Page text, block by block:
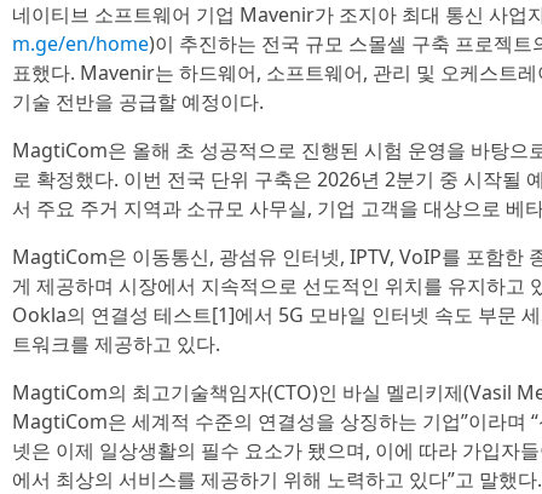
네이티브 소프트웨어 기업 Mavenir가 조지아 최대 통신 사업
m.ge/en/home)이 추진하는 전국 규모 스몰셀 구축 프로젝
표했다. Mavenir는 하드웨어, 소프트웨어, 관리 및 오케스트
기술 전반을 공급할 예정이다.
MagtiCom은 올해 초 성공적으로 진행된 시험 운영을 바탕
로 확정했다. 이번 전국 단위 구축은 2026년 2분기 중 시작될
서 주요 주거 지역과 소규모 사무실, 기업 고객을 대상으로 베
MagtiCom은 이동통신, 광섬유 인터넷, IPTV, VoIP를 포함한
게 제공하며 시장에서 지속적으로 선도적인 위치를 유지하고
Ookla의 연결성 테스트[1]에서 5G 모바일 인터넷 속도 부문
트워크를 제공하고 있다.
MagtiCom의 최고기술책임자(CTO)인 바실 멜리키제(Vasil
MagtiCom은 세계적 수준의 연결성을 상징하는 기업”이라며
넷은 이제 일상생활의 필수 요소가 됐으며, 이에 따라 가입자
에서 최상의 서비스를 제공하기 위해 노력하고 있다”고 말했